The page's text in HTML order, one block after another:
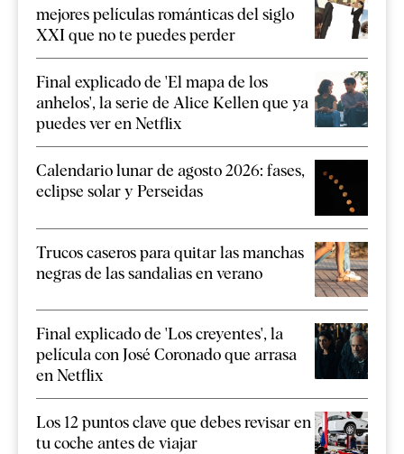
mejores películas románticas del siglo
XXI que no te puedes perder
Final explicado de 'El mapa de los
anhelos', la serie de Alice Kellen que ya
puedes ver en Netflix
Calendario lunar de agosto 2026: fases,
eclipse solar y Perseidas
Trucos caseros para quitar las manchas
negras de las sandalias en verano
Final explicado de 'Los creyentes', la
película con José Coronado que arrasa
en Netflix
Los 12 puntos clave que debes revisar en
tu coche antes de viajar